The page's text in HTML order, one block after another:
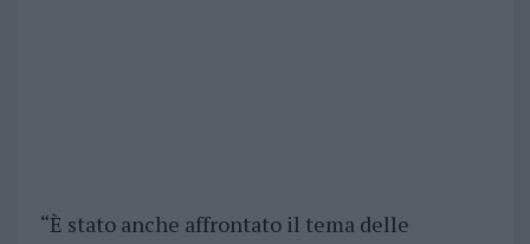
“È stato anche affrontato il tema delle